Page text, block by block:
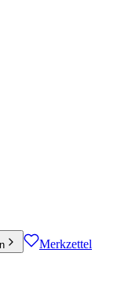
Merkzettel